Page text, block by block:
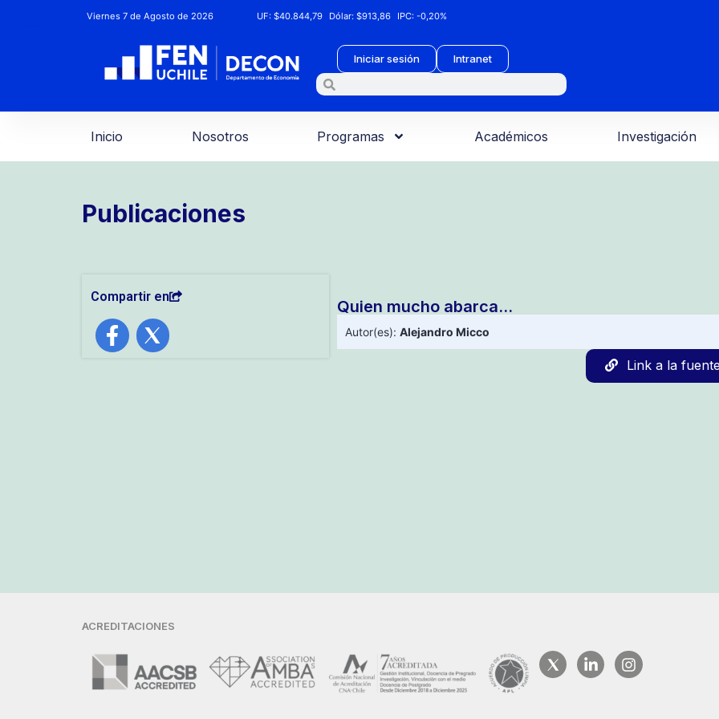
Viernes 7 de Agosto de 2026 UF:$40.844,79 Dólar:$913,86 IPC:-0,20%
Iniciar sesión Intranet
Inicio Nosotros Programas Académicos Investigación
Publicaciones
Compartir en
Quien mucho abarca…
Autor(es): Alejandro Micco
Link a la
ACREDITACIONES